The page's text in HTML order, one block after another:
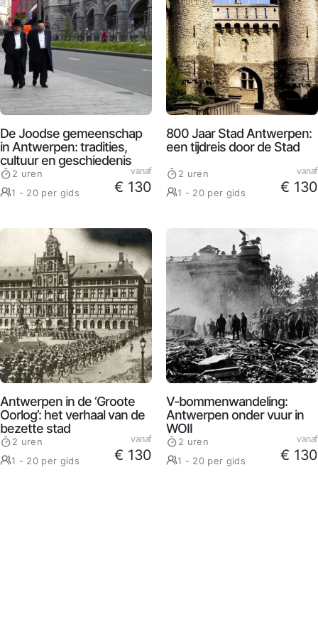
De Joodse gemeenschap
in Antwerpen: tradities,
cultuur en geschiedenis
2 uren
1 - 20 per gids
vanaf
€ 130
800 Jaar Stad Antwerpen:
een tijdreis door de Stad
2 uren
1 - 20 per gids
vanaf
€ 130
Antwerpen in de ‘Groote
Oorlog’: het verhaal van de
bezette stad
2 uren
1 - 20 per gids
vanaf
€ 130
V-bommenwandeling:
Antwerpen onder vuur in
WOII
2 uren
1 - 20 per gids
vanaf
€ 130